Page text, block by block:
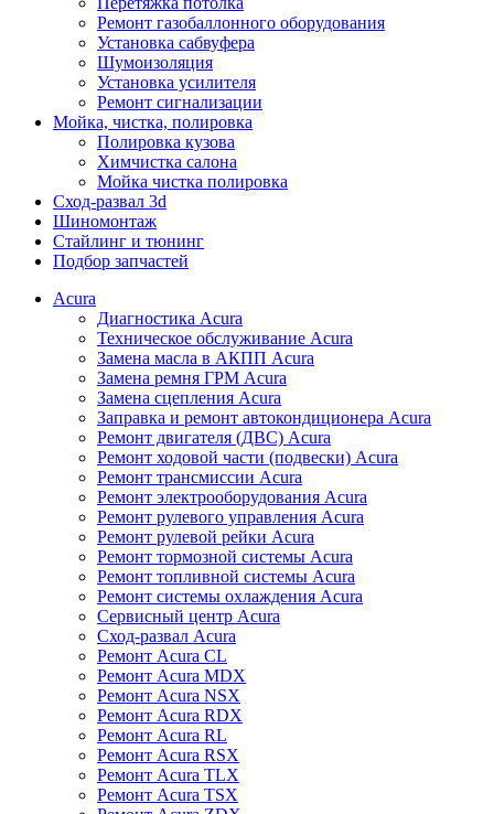
Ремонт газобаллонного оборудования
Установка сабвуфера
Шумоизоляция
Установка усилителя
Ремонт сигнализации
Мойка, чистка, полировка
Полировка кузова
Химчистка салона
Мойка чистка полировка
Сход-развал 3d
Шиномонтаж
Стайлинг и тюнинг
Подбор запчастей
Acura
Диагностика Acura
Техническое обслуживание Acura
Замена масла в АКПП Acura
Замена ремня ГРМ Acura
Замена сцепления Acura
Заправка и ремонт автокондиционера Acura
Ремонт двигателя (ДВС) Acura
Ремонт ходовой части (подвески) Acura
Ремонт трансмиссии Acura
Ремонт электрооборудования Acura
Ремонт рулевого управления Acura
Ремонт рулевой рейки Acura
Ремонт тормозной системы Acura
Ремонт топливной системы Acura
Ремонт системы охлаждения Acura
Сервисный центр Acura
Сход-развал Acura
Ремонт Acura CL
Ремонт Acura MDX
Ремонт Acura NSX
Ремонт Acura RDX
Ремонт Acura RL
Ремонт Acura RSX
Ремонт Acura TLX
Ремонт Acura TSX